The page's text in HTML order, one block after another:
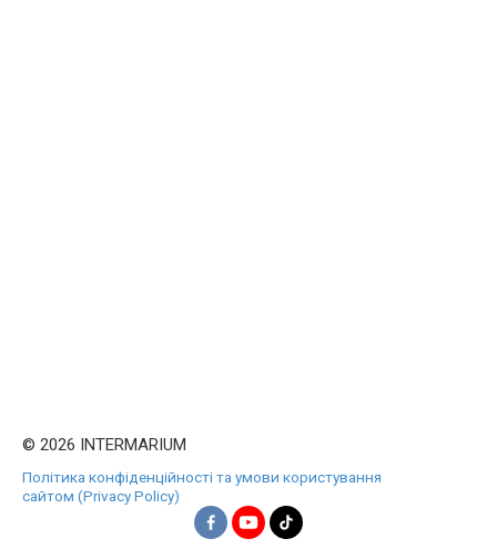
© 2026 INTERMARIUM
Політика конфіденційності та умови користування
сайтом (Privacy Policy)